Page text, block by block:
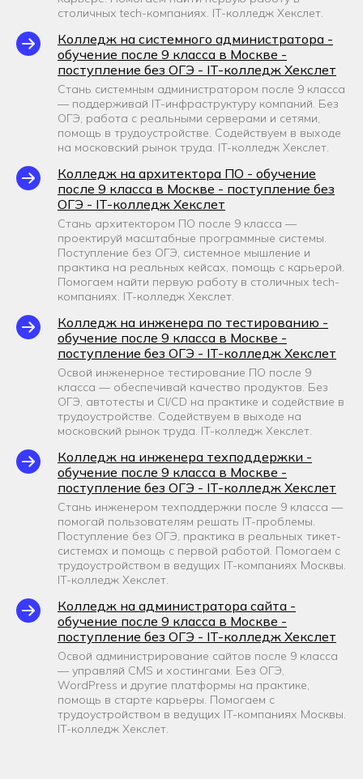
столичных tech-компаниях. IT-колледж Хекслет.
Колледж на системного администратора -
обучение после 9 класса в Москве -
поступление без ОГЭ - IT-колледж Хекслет
Стань системным администратором после 9 класса
— поддерживай IT-инфраструктуру компаний. Без
ОГЭ, работа с реальными серверами и сетями,
помощь в трудоустройстве. Содействуем в выходе
на московский рынок труда. IT-колледж Хекслет.
Колледж на архитектора ПО - обучение
после 9 класса в Москве - поступление без
ОГЭ - IT-колледж Хекслет
Стань архитектором ПО после 9 класса —
проектируй масштабные программные системы.
Поступление без ОГЭ, системное мышление и
практика на реальных кейсах, помощь с карьерой.
Помогаем найти первую работу в столичных tech-
компаниях. IT-колледж Хекслет.
Колледж на инженера по тестированию -
обучение после 9 класса в Москве -
поступление без ОГЭ - IT-колледж Хекслет
Освой инженерное тестирование ПО после 9
класса — обеспечивай качество продуктов. Без
ОГЭ, автотесты и CI/CD на практике и содействие в
трудоустройстве. Содействуем в выходе на
московский рынок труда. IT-колледж Хекслет.
Колледж на инженера техподдержки -
обучение после 9 класса в Москве -
поступление без ОГЭ - IT-колледж Хекслет
Стань инженером техподдержки после 9 класса —
помогай пользователям решать IT-проблемы.
Поступление без ОГЭ, практика в реальных тикет-
системах и помощь с первой работой. Помогаем с
трудоустройством в ведущих IT-компаниях Москвы.
IT-колледж Хекслет.
Колледж на администратора сайта -
обучение после 9 класса в Москве -
поступление без ОГЭ - IT-колледж Хекслет
Освой администрирование сайтов после 9 класса
— управляй CMS и хостингами. Без ОГЭ,
WordPress и другие платформы на практике,
помощь в старте карьеры. Помогаем с
трудоустройством в ведущих IT-компаниях Москвы.
IT-колледж Хекслет.